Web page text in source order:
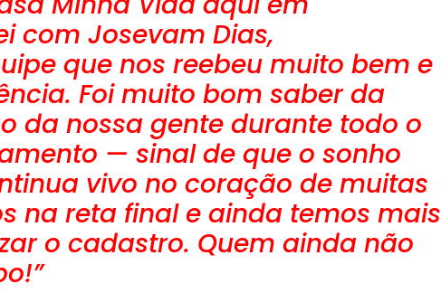
com Josevam Dias,
que nos reebeu muito bem e
Foi muito bom saber da
da nossa gente durante todo o
— sinal de que o sonho
vivo no coração de muitas
na reta final e ainda temos mais
o cadastro. Quem ainda não